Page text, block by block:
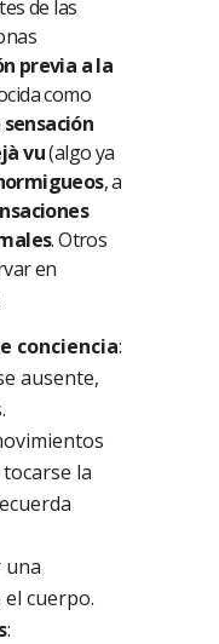
de las
previa a la
como
sensación
vu(algo ya
, a
. Otros
en
conciencia:
ausente,
la
una
cuerpo.
: